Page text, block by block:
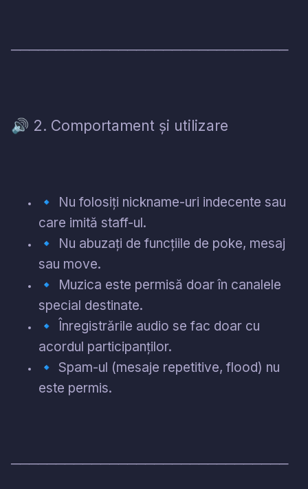
───────────────────────────────
🔊 2. Comportament și utilizare
🔹
Nu folosiți nickname-uri indecente sau
care imită staff-ul.
🔹
Nu abuzați de funcțiile de poke, mesaj
sau move.
🔹
Muzica este permisă doar în canalele
special destinate.
🔹
Înregistrările audio se fac doar cu
acordul participanților.
🔹 Spam-ul (mesaje repetitive, flood) nu
este permis.
───────────────────────────────